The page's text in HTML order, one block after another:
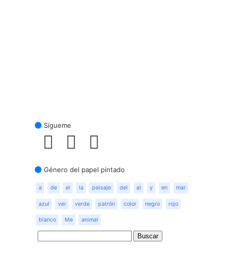
Sígueme
Género del papel pintado
a de el la paisaje del al y en mar
azul ver verde patrón color negro rojo
blanco Me animal